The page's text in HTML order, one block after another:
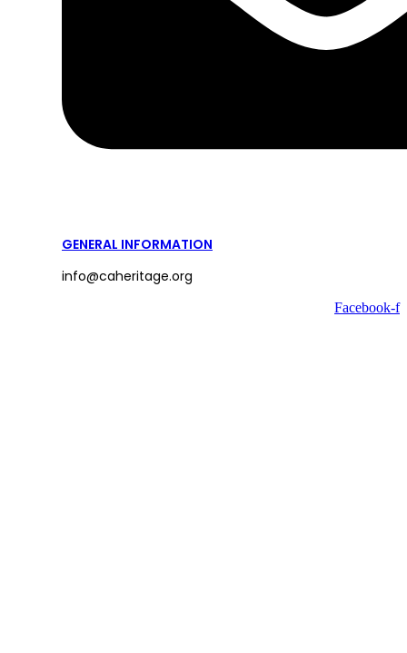
GENERAL INFORMATION
info@caheritage.org
Facebook-f